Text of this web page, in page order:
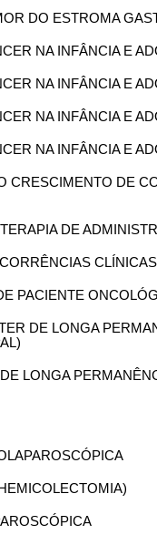
DO ESTROMA
NA INFÂNCIA E
NA INFÂNCIA E
NA INFÂNCIA E
NA INFÂNCIA E
CRESCIMENTO DE
DE
PACIENTE
DE LONGA
LONGA